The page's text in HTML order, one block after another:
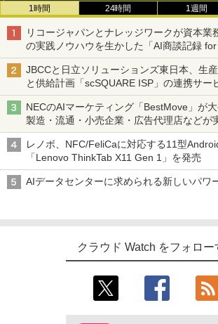
1時間 24時間 1週間
リコージャパンとナレッジワークが資本業
の実践ノウハウを生かした「AI商談記録
JBCCと日立ソリューションズ東日本、生産
と供給計画「scSQUARE ISP」の連携サー
NECのAIマーケティング「BestMove」が
製造・流通・小売企業・広告代理店などが
レノボ、NFC/FeliCaに対応する11型
「Lenovo ThinkTab X11 Gen 1」を発売
AIデータセンターに求められる新しいパワ
クラウド Watch をフォロー